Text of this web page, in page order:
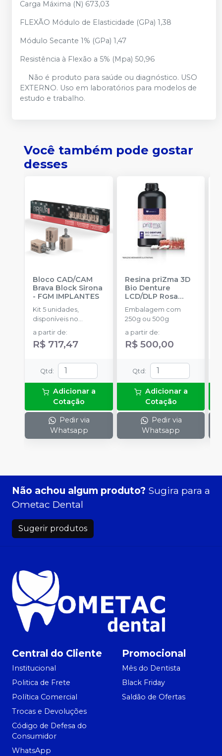
Carga Máxima (N) 673,03
FLEXÃO Módulo de Elasticidade (GPa) 1,38
Módulo Secante 1% (GPa) 1,47
Resistência à Flexão a 5% (Mpa) 50,96
Não é produto para saúde ou diagnóstico. USO
EXTERNO. Uso em laboratórios para modelos de
estudo e trabalho.
Você também pode gostar
desses
Bloco CAD/CAM
Brava Block Sirona
- FGM IMPLANTES
Kit 5 unidades,
disponíveis no
tamanho 14L
a partir de:
R$ 717,47
Qtd :
Adicionar a
Cotação
Pedir via
Whatsapp
Resina priZma 3D
Bio Denture
LCD/DLP Rosa
Médio
MAKERTECH LABS
Embalagem com
250g ou 500g
a partir de:
R$ 500,00
Qtd :
Adicionar a
Cotação
Pedir via
Whatsapp
Não achou algum produto? Sugira para a
Ometac Dental
Sugerir produtos
Central do Cliente
Institucional
Politica de Frete
Política Comercial
Trocas e Devoluções
Código de Defesa do
Consumidor
WhatsApp
Promocional
Mês do Dentista
Black Friday
Saldão de Ofertas